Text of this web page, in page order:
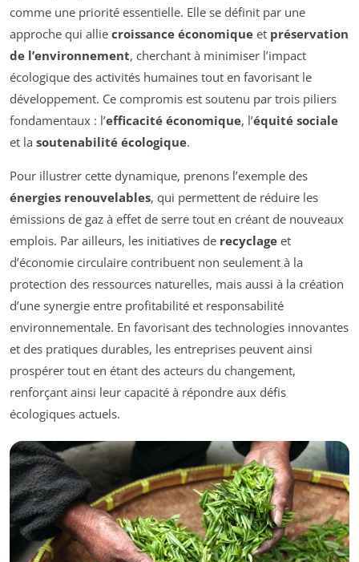
comme une priorité essentielle. Elle se définit par une
approche qui allie croissance économique et préservation
de l’environnement, cherchant à minimiser l’impact
écologique des activités humaines tout en favorisant le
développement. Ce compromis est soutenu par trois piliers
fondamentaux : l’efficacité économique, l’équité sociale
et la soutenabilité écologique.
Pour illustrer cette dynamique, prenons l’exemple des
énergies renouvelables, qui permettent de réduire les
émissions de gaz à effet de serre tout en créant de nouveaux
emplois. Par ailleurs, les initiatives de recyclage et
d’économie circulaire contribuent non seulement à la
protection des ressources naturelles, mais aussi à la création
d’une synergie entre profitabilité et responsabilité
environnementale. En favorisant des technologies innovantes
et des pratiques durables, les entreprises peuvent ainsi
prospérer tout en étant des acteurs du changement,
renforçant ainsi leur capacité à répondre aux défis
écologiques actuels.